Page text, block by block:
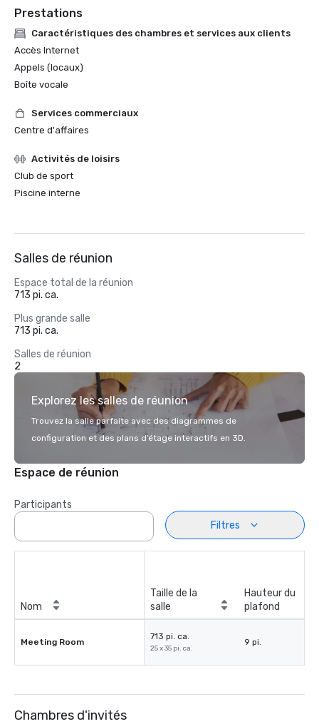
Prestations
Caractéristiques des chambres et services aux clients
Accès Internet
Appels (locaux)
Boîte vocale
Services commerciaux
Centre d'affaires
Activités de loisirs
Club de sport
Piscine interne
Salles de réunion
Espace total de la réunion
713 pi. ca.
Plus grande salle
713 pi. ca.
Salles de réunion
2
Explorez les salles de réunion
Trouvez la salle parfaite avec des diagrammes de
configuration et des plans d’étage interactifs en 3D.
Espace de réunion
Participants
Filtres
Nom
Taille de la
salle
Hauteur du
plafond
Meeting Room
713 pi. ca.
25 x 35 pi. ca.
9 pi.
Chambres d'invités